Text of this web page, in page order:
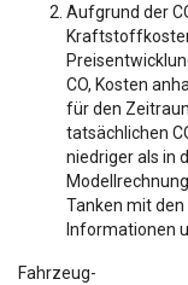
Aufgrund der
CO, Kosten
für den
tatsächlichen
niedriger als in
Tanken mit
Informationen
Fahrzeug-